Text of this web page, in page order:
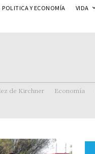
POLITICA Y ECONOMÍA VIDA
de Kirchner Economía